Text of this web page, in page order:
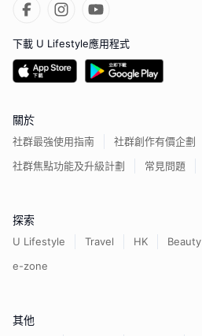
下載 U Lifestyle應用程式
關於
社群最強使用指南
社群創作有價企劃
社群焦點功能及升級計劃
常見問題
探索
U Lifestyle Travel HK Beauty
e-zone
其他